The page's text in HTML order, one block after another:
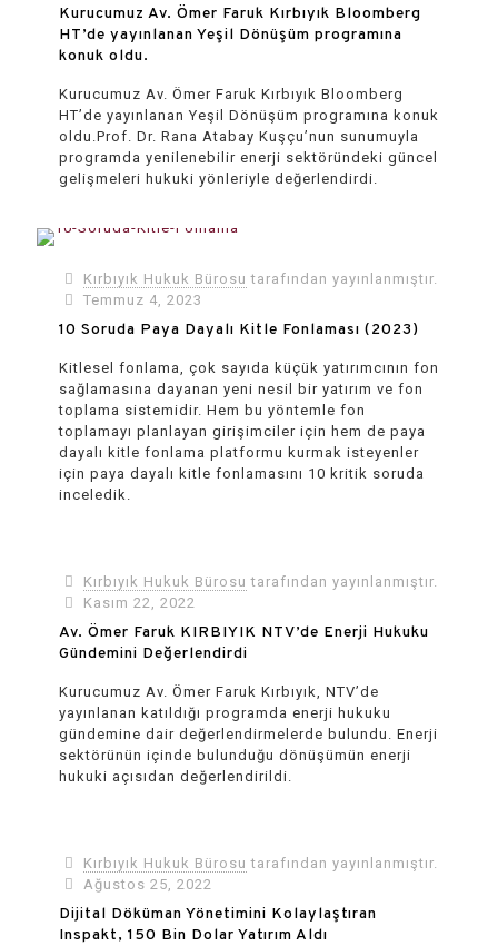
Kurucumuz Av. Ömer Faruk Kırbıyık Bloomberg
HT’de yayınlanan Yeşil Dönüşüm programına
konuk oldu.
Kurucumuz Av. Ömer Faruk Kırbıyık Bloomberg
HT’de yayınlanan Yeşil Dönüşüm programına konuk
oldu.Prof. Dr. Rana Atabay Kuşçu’nun sunumuyla
programda yenilenebilir enerji sektöründeki güncel
gelişmeleri hukuki yönleriyle değerlendirdi.
Kırbıyık Hukuk Bürosu tarafından yayınlanmıştır.
Temmuz 4, 2023
10 Soruda Paya Dayalı Kitle Fonlaması (2023)
Kitlesel fonlama, çok sayıda küçük yatırımcının fon
sağlamasına dayanan yeni nesil bir yatırım ve fon
toplama sistemidir. Hem bu yöntemle fon
toplamayı planlayan girişimciler için hem de paya
dayalı kitle fonlama platformu kurmak isteyenler
için paya dayalı kitle fonlamasını 10 kritik soruda
inceledik.
Kırbıyık Hukuk Bürosu tarafından yayınlanmıştır.
Kasım 22, 2022
Av. Ömer Faruk KIRBIYIK NTV’de Enerji Hukuku
Gündemini Değerlendirdi
Kurucumuz Av. Ömer Faruk Kırbıyık, NTV’de
yayınlanan katıldığı programda enerji hukuku
gündemine dair değerlendirmelerde bulundu. Enerji
sektörünün içinde bulunduğu dönüşümün enerji
hukuki açısıdan değerlendirildi.
Kırbıyık Hukuk Bürosu tarafından yayınlanmıştır.
Ağustos 25, 2022
Dijital Döküman Yönetimini Kolaylaştıran
Inspakt, 150 Bin Dolar Yatırım Aldı